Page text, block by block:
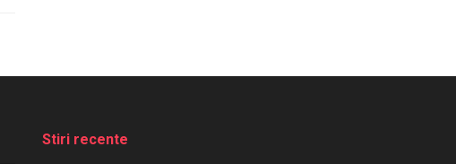
Stiri recente